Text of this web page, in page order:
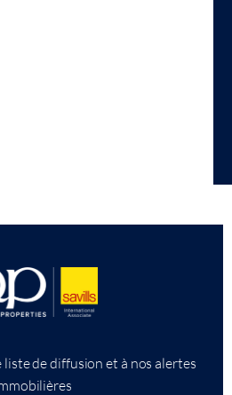
de diffusion et à nos alertes